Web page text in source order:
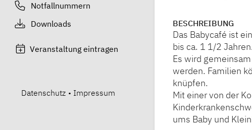
Notfallnummern
Downloads
Veranstaltung eintragen
Datenschutz • Impressum
BESCHREIBUNG
Das Babycafé ist
bis ca. 1 1/2 Jahren.
Es wird
werden. Familien
knüpfen.
Mit einer von der
ums Baby und